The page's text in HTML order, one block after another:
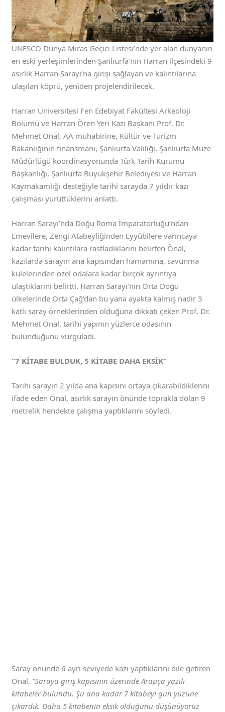
UNESCO Dünya Miras Geçici Listesi’nde yer alan dünyanın
en eski yerleşimlerinden Şanlıurfa’nın Harran ilçesindeki 9
asırlık Harran Sarayı’na girişi sağlayan ve kalıntılarına
ulaşılan köprü, yeniden projelendirilecek.
Harran Üniversitesi Fen Edebiyat Fakültesi Arkeoloji
Bölümü ve Harran Ören Yeri Kazı Başkanı Prof. Dr.
Mehmet Önal, AA muhabirine, Kültür ve Turizm
Bakanlığının finansmanı, Şanlıurfa Valiliği, Şanlıurfa Müze
Müdürlüğü koordinasyonunda Türk Tarih Kurumu
Başkanlığı, Şanlıurfa Büyükşehir Belediyesi ve Harran
Kaymakamlığı desteğiyle tarihi sarayda 7 yıldır kazı
çalışması yürüttüklerini anlattı.
Harran Sarayı’nda Doğu Roma İmparatorluğu’ndan
Emevilere, Zengi Atabeyliğinden Eyyübilere varıncaya
kadar tarihi kalıntılara rastladıklarını belirten Önal,
kazılarda sarayın ana kapısından hamamına, savunma
kulelerinden özel odalara kadar birçok ayrıntıya
ulaştıklarını belirtti. Harran Sarayı’nın Orta Doğu
ülkelerinde Orta Çağ’dan bu yana ayakta kalmış nadir 3
katlı saray örneklerinden olduğuna dikkati çeken Prof. Dr.
Mehmet Önal, tarihi yapının yüzlerce odasının
bulunduğunu vurguladı.
“7 KİTABE BULDUK, 5 KİTABE DAHA EKSİK”
Tarihi sarayın 2 yılda ana kapısını ortaya çıkarabildiklerini
ifade eden Önal, asırlık sarayın önünde toprakla dolan 9
metrelik hendekte çalışma yaptıklarını söyledi.
Saray önünde 6 ayrı seviyede kazı yaptıklarını dile getiren
Önal, “Saraya giriş kapısının üzerinde Arapça yazılı
kitabeler bulundu. Şu ana kadar 7 kitabeyi gün yüzüne
çıkardık. Daha 5 kitabenin eksik olduğunu düşünüyoruz